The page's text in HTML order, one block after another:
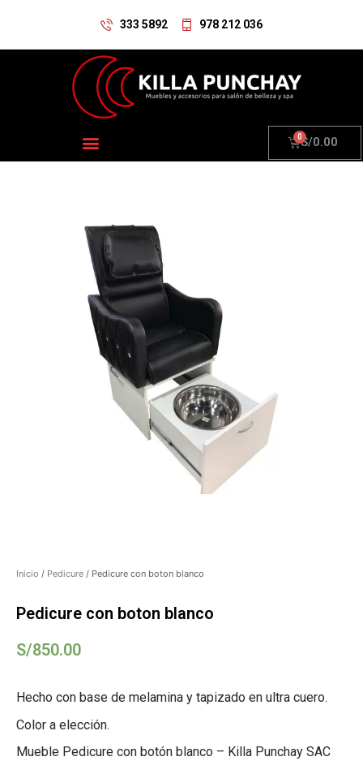
333 5892 978 212 036
S/0.00
Inicio / Pedicure / Pedicure con boton blanco
Pedicure con boton blanco
S/850.00
Hecho con base de melamina y tapizado en ultra cuero.
Color a elección.
Mueble Pedicure con botón blanco – Killa Punchay SAC